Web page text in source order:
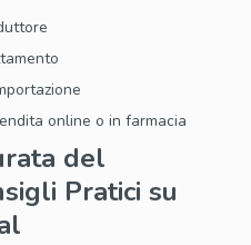
online o in farmacia
del
Pratici su